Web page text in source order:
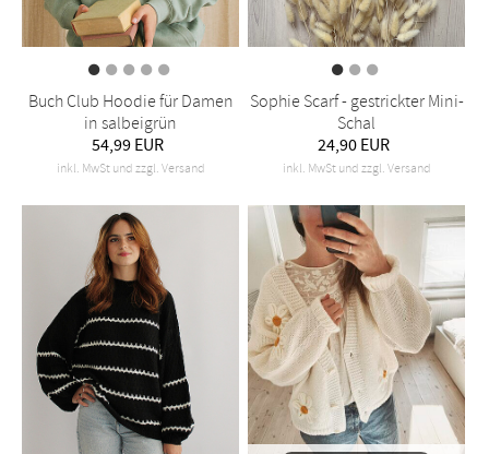
Buch Club Hoodie für Damen
in salbeigrün
54,99 EUR
inkl. MwSt und zzgl. Versand
Sophie Scarf - gestrickter Mini-
Schal
24,90 EUR
inkl. MwSt und zzgl. Versand